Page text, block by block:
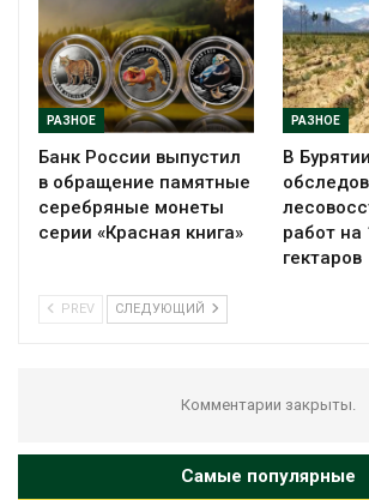
РАЗНОЕ
Банк России выпустил
в обращение памятные
серебряные монеты
серии «Красная книга»
РАЗНОЕ
В
работ на
гектаров
PREV СЛЕДУЮЩИЙ
Комментарии закрыты.
Самые популярные